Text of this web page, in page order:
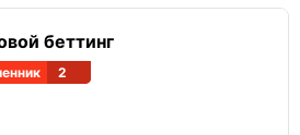
беттинг
2